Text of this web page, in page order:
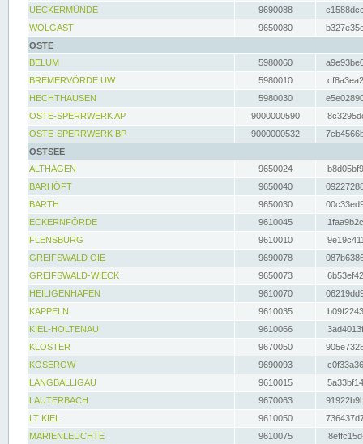
UECKERMÜNDE
9690088
WOLGAST
9650080
OSTE
BELUM
5980060
BREMERVÖRDE UW
5980010
HECHTHAUSEN
5980030
OSTE-SPERRWERK AP
9000000590
OSTE-SPERRWERK BP
9000000532
OSTSEE
ALTHAGEN
9650024
BARHÖFT
9650040
BARTH
9650030
ECKERNFÖRDE
9610045
FLENSBURG
9610010
GREIFSWALD OIE
9690078
GREIFSWALD-WIECK
9650073
HEILIGENHAFEN
9610070
KAPPELN
9610035
KIEL-HOLTENAU
9610066
KLOSTER
9670050
KOSEROW
9690093
LANGBALLIGAU
9610015
LAUTERBACH
9670063
LT KIEL
9610050
MARIENLEUCHTE
9610075